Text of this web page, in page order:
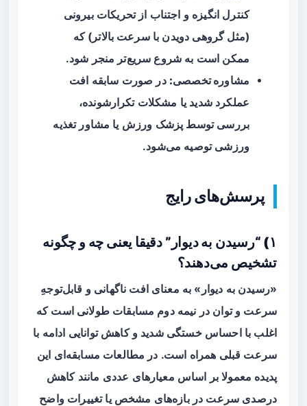
کنترل انگیزه و اجتناب از تحریکات بیرونی
(مثل گروهی دویدن با سرعت بالاتر) که
ممکن است به شروع سریع‌تر منجر شود.
مشاوره تخصصی: در صورت سابقه افت
عملکرد شدید یا مشکلات تکرارشونده،
بررسی توسط پزشک ورزش یا مشاور تغذیه
ورزشی توصیه می‌شود.
پرسش‌های رایج
۱) “رسیدن به دیوار” دقیقا یعنی چه و چگونه
تشخیص می‌دهند؟
«رسیدن به دیوار» به معنای افت ناگهانی و قابل‌توجهِ
سرعت و توان در نیمه دوم مسابقات طولانی است که
اغلب با احساس خستگی شدید و کاهش توانایی ادامه با
سرعت قبلی همراه است. در مطالعات مسابقه‌ای این
پدیده معمولا بر اساس معیارهای عددی مانند کاهش
درصدی سرعت در بازه‌های مشخص یا تغییرات واضح